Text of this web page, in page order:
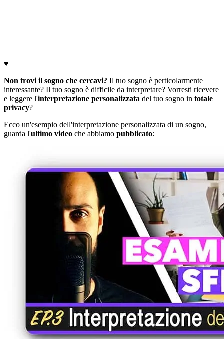
♥
Non trovi il sogno che cercavi? Il tuo sogno è perticolarmente
interessante? Il tuo sogno è difficile da interpretare? Vorresti ricevere
e leggere l'interpretazione personalizzata del tuo sogno in totale
privacy?
Ecco un'esempio dell'interpretazione personalizzata di un sogno,
guarda l'ultimo video che abbiamo pubblicato: